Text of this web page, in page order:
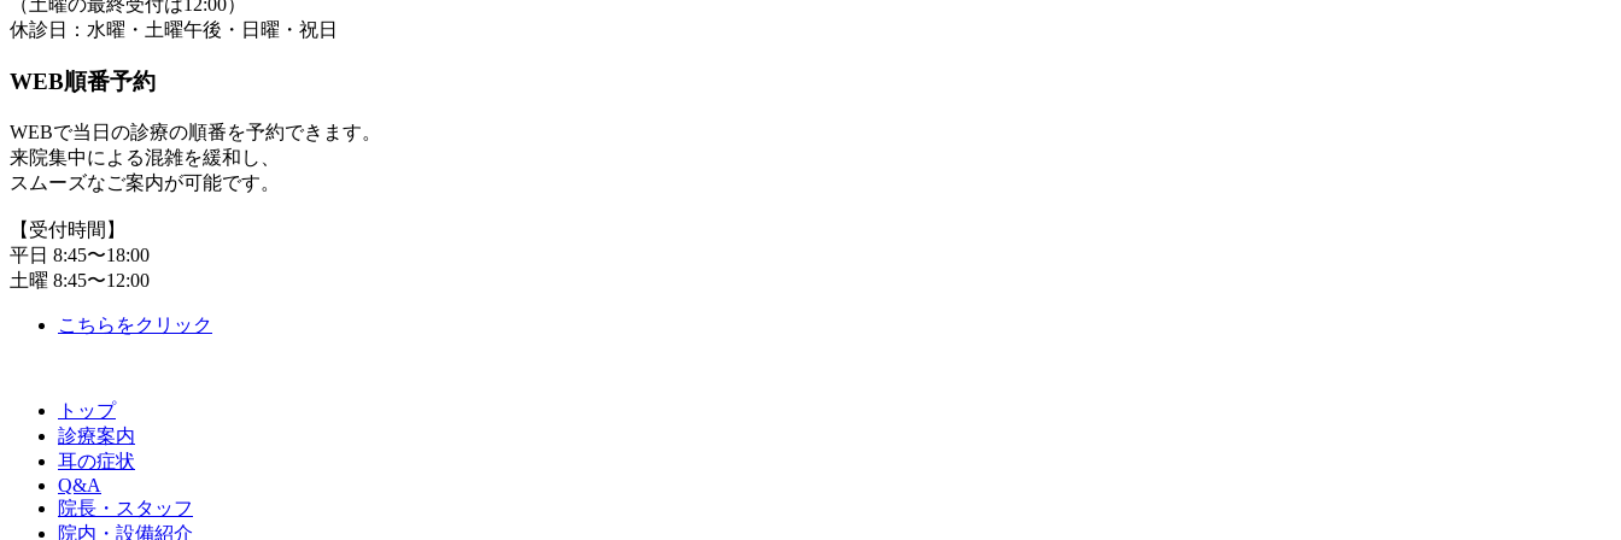
（土曜の最終受付は12:00）
休診日：水曜・土曜午後・日曜・祝日
WEB順番予約
WEBで当日の診療の順番を予約できます。
来院集中による混雑を緩和し、
スムーズなご案内が可能です。
【受付時間】
平日 8:45〜18:00
土曜 8:45〜12:00
こちらをクリック
トップ
診療案内
耳の症状
Q&A
院長・スタッフ
院内・設備紹介